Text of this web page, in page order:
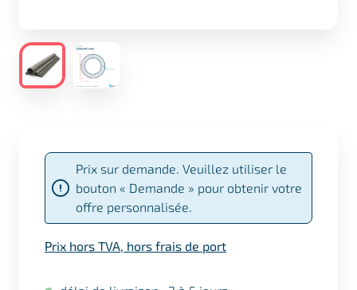
Prix sur demande. Veuillez utiliser le
bouton « Demande » pour obtenir votre
offre personnalisée.
Prix hors TVA, hors frais de port